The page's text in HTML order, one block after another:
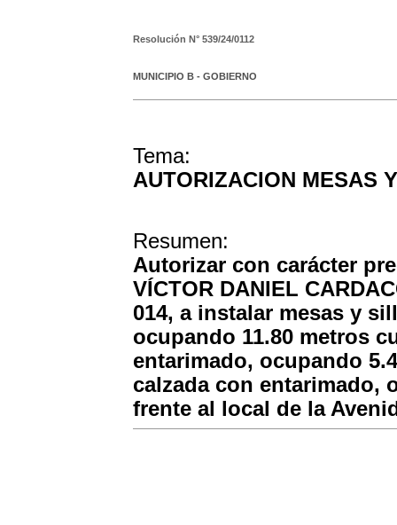
Resolución N° 539/24/0112
MUNICIPIO B - GOBIERNO
Tema:
AUTORIZACION MESAS
Resumen:
Autorizar con carácter
VÍCTOR DANIEL
014, a instalar mesas y
ocupando 11.80 metros
entarimado, ocupando
calzada con entarimado,
frente al local de la